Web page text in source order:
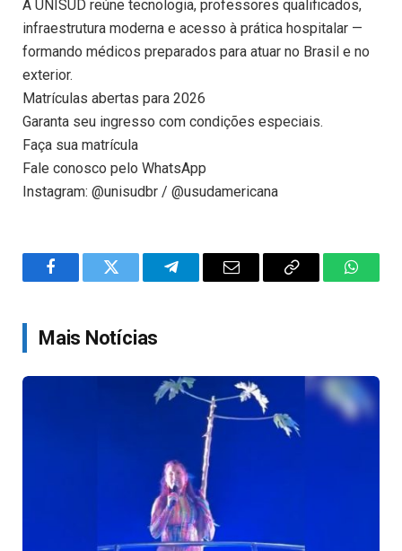
A UNISUD reúne tecnologia, professores qualificados,
infraestrutura moderna e acesso à prática hospitalar —
formando médicos preparados para atuar no Brasil e no
exterior.
Matrículas abertas para 2026
Garanta seu ingresso com condições especiais.
Faça sua matrícula
Fale conosco pelo WhatsApp
Instagram: @unisudbr / @usudamericana
FacebookTwitter TelegramEmail
Copy
Mais Notícias